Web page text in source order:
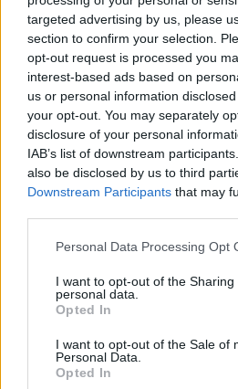
targeted advertising by us, please
section to confirm your selection.
opt-out request is processed you
interest-based ads based on
us or personal information
your opt-out. You may separately
disclosure of your personal
IAB’s list of downstream
also be disclosed by us to third
Downstream Participants that may
Personal Data Processing Opt
I want to opt-out of the Sharing
personal data.
Opted In
I want to opt-out of the Sale of
Personal Data.
Opted In
Μάλιστα, όπως
καλή γνώση των
επιχειρηματίας έχει
των ΗΠΑ στην Ελλάδα,
έχει συστηθεί ως
παρά το γεγονός ότι
συμφωνία με την Black